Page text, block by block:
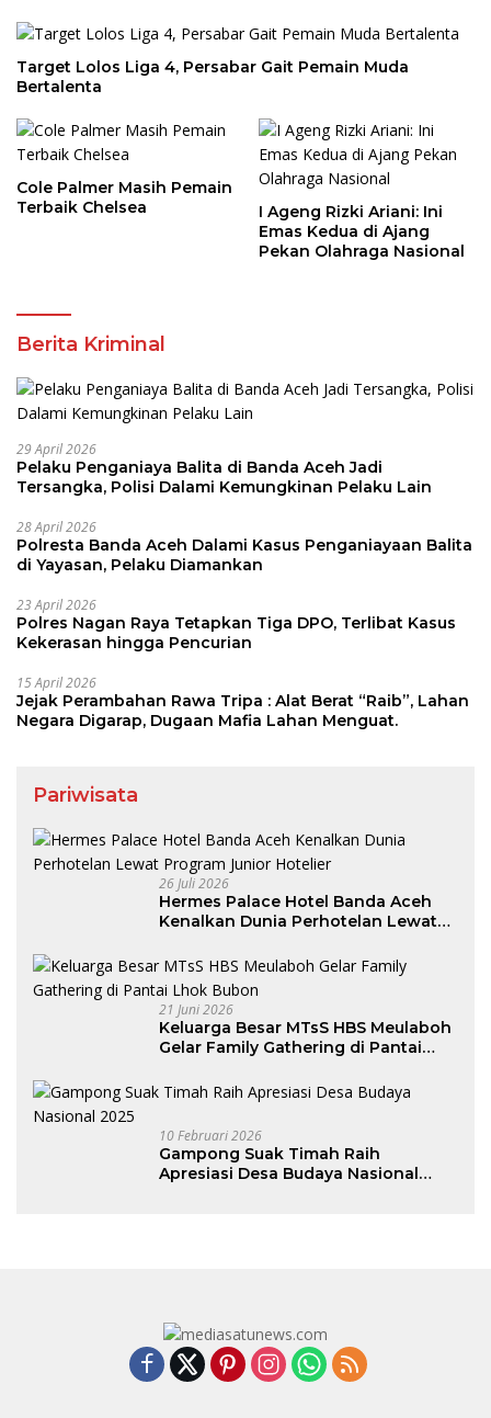
Target Lolos Liga 4, Persabar Gait Pemain Muda
Bertalenta
Cole Palmer Masih Pemain
Terbaik Chelsea
I Ageng Rizki Ariani: Ini
Emas Kedua di Ajang
Pekan Olahraga Nasional
Berita Kriminal
29 April 2026
Pelaku Penganiaya Balita di Banda Aceh Jadi
Tersangka, Polisi Dalami Kemungkinan Pelaku Lain
28 April 2026
Polresta Banda Aceh Dalami Kasus Penganiayaan Balita
di Yayasan, Pelaku Diamankan
23 April 2026
Polres Nagan Raya Tetapkan Tiga DPO, Terlibat Kasus
Kekerasan hingga Pencurian
15 April 2026
Jejak Perambahan Rawa Tripa : Alat Berat “Raib”, Lahan
Negara Digarap, Dugaan Mafia Lahan Menguat.
Pariwisata
26 Juli 2026
Hermes Palace Hotel Banda Aceh
Kenalkan Dunia Perhotelan Lewat
21 Juni 2026
Keluarga Besar MTsS HBS Meulaboh
Gelar Family Gathering di Pantai
10 Februari 2026
Gampong Suak Timah Raih
Apresiasi Desa Budaya Nasional